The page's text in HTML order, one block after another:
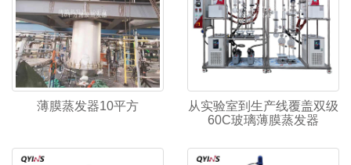
薄膜蒸发器10平方
从实验室到生产线覆盖双级
60C玻璃薄膜蒸发器